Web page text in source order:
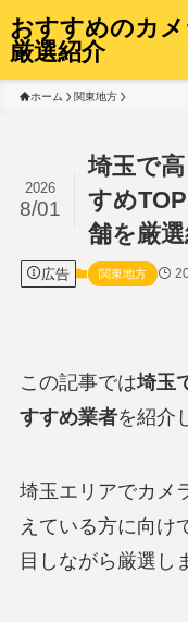
おすすめのカ
厳選紹介
ホーム 関東地方
埼玉で
すめ
舗を厳
2026
8/01
広告 関東地方
この記事では埼玉
すすめ業者を紹介
埼玉エリアでカメ
えている方に向け
目しながら厳選し